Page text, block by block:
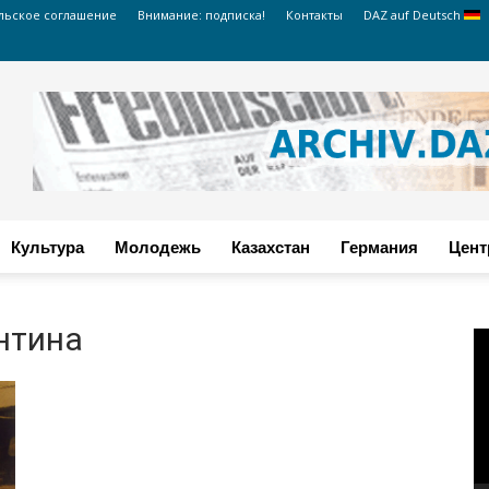
соглашение Внимание: подписка! Контакты DAZ auf Deutsch
Культура Молодежь Казахстан Германия